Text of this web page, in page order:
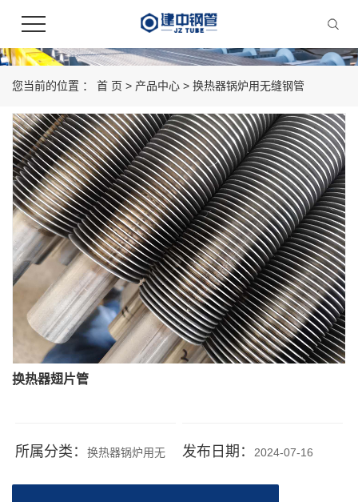
您当前的位置 ： 首 页 > 产品中心 > 换热器锅炉用无缝钢管
换热器翅片管
所属分类：换热器锅炉用无 发布日期：2024-07-16